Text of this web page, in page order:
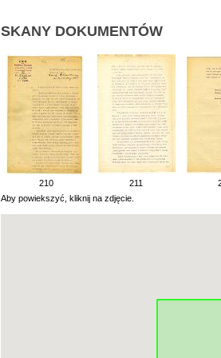
SKANY DOKUMENTÓW
210 211
Aby powiekszyć, kliknij na zdjęcie.